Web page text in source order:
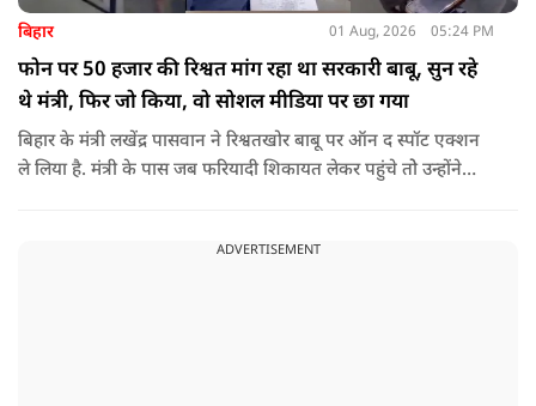
बिहार 01 Aug, 2026 05:24 PM
फोन पर 50 हजार की रिश्वत मांग रहा था सरकारी बाबू, सुन रहे
थे मंत्री, फिर जो किया, वो सोशल मीडिया पर छा गया
बिहार के मंत्री लखेंद्र पासवान ने रिश्वतखोर बाबू पर ऑन द स्पॉट एक्शन
ले लिया है. मंत्री के पास जब फरियादी शिकायत लेकर पहुंचे तोे उन्होंने
ADVERTISEMENT